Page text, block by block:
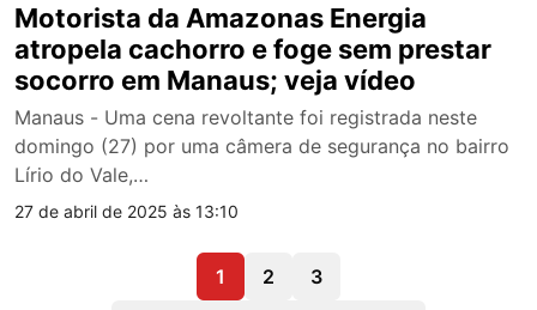
Motorista da Amazonas Energia
atropela cachorro e foge sem prestar
socorro em Manaus; veja vídeo
Manaus - Uma cena revoltante foi registrada neste
domingo (27) por uma câmera de segurança no bairro
Lírio do Vale,…
27 de abril de 2025 às 13:10
1 2
3